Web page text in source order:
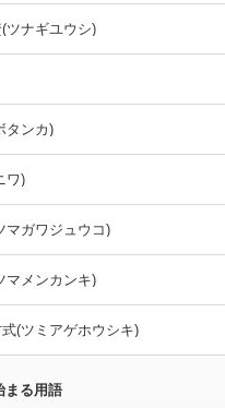
ツナギユウシ)
タンカ)
ワ)
マガワジュウコ)
マメンカンキ)
(ツミアゲホウシキ)
まる用語